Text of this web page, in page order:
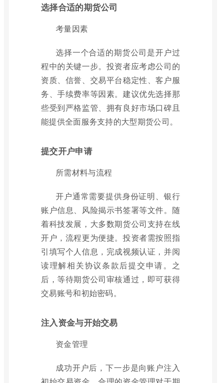
选择合适的期货公司
考量因素
选择一个合适的期货公司是开户过
程中的关键一步。投资者应考虑公司的
资质、信誉、交易平台稳定性、客户服
务、手续费率等因素。建议优先选择那
些受到严格监管、拥有良好市场口碑且
能提供全面服务支持的大型期货公司。
提交开户申请
所需材料与流程
开户通常需要提供身份证明、银行
账户信息、风险揭示书签署等文件。随
着科技发展，大多数期货公司支持在线
开户，流程更为便捷。投资者需按照指
引填写个人信息，完成视频认证，并阅
读理解相关协议条款后提交申请。之
后，等待期货公司审核通过，即可获得
交易账号和初始密码。
注入资金与开始交易
资金管理
成功开户后，下一步是向账户注入